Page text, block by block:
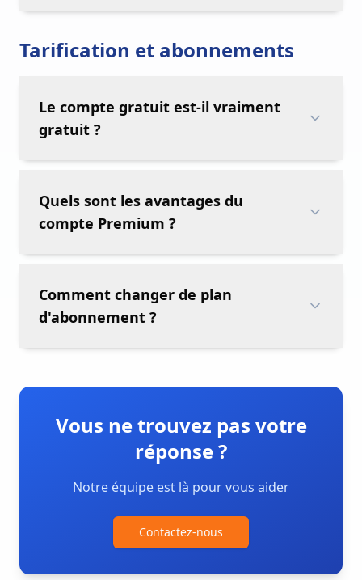
Tarification et abonnements
Le compte gratuit est-il vraiment
gratuit ?
Quels sont les avantages du
compte Premium ?
Comment changer de plan
d'abonnement ?
Vous ne trouvez pas votre
réponse ?
Notre équipe est là pour vous aider
Contactez-nous